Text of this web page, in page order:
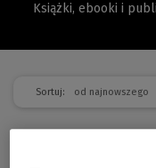
Książki, ebooki i
Sortuj: